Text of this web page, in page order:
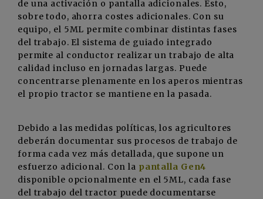
de una activación o pantalla adicionales. Esto,
sobre todo, ahorra costes adicionales. Con su
equipo, el 5ML permite combinar distintas fases
del trabajo. El sistema de guiado integrado
permite al conductor realizar un trabajo de alta
calidad incluso en jornadas largas. Puede
concentrarse plenamente en los aperos mientras
el propio tractor se mantiene en la pasada.
Debido a las medidas políticas, los agricultores
deberán documentar sus procesos de trabajo de
forma cada vez más detallada, que supone un
esfuerzo adicional. Con la pantalla Gen4
disponible opcionalmente en el 5ML, cada fase
del trabajo del tractor puede documentarse